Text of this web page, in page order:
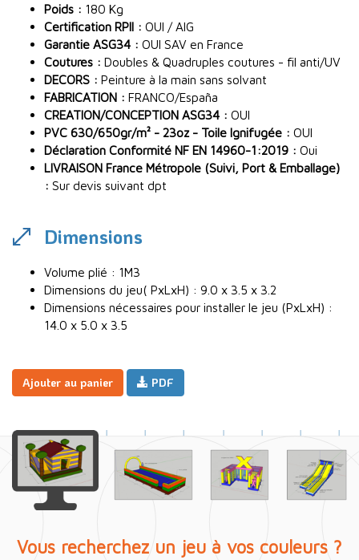
Poids : 180 Kg
Certification RPII : OUI / AIG
Garantie ASG34 : OUI SAV en France
Coutures : Doubles & Quadruples coutures - fil anti/UV
DECORS : Peinture à la main sans solvant
FABRICATION : FRANCO/España
CREATION/CONCEPTION ASG34 : OUI
PVC 630/650gr/m² - 23oz - Toile Ignifugée : OUI
Déclaration Conformité NF EN 14960-1:2019 : Oui
LIVRAISON France Métropole (Suivi, Port & Emballage)
: Sur devis suivant dpt
Dimensions
Volume plié : 1M3
Dimensions du jeu( PxLxH) : 9.0 x 3.5 x 3.2
Dimensions nécessaires pour installer le jeu (PxLxH) :
14.0 x 5.0 x 3.5
Ajouter au panier PDF
Vous recherchez un jeu à vos couleurs ?